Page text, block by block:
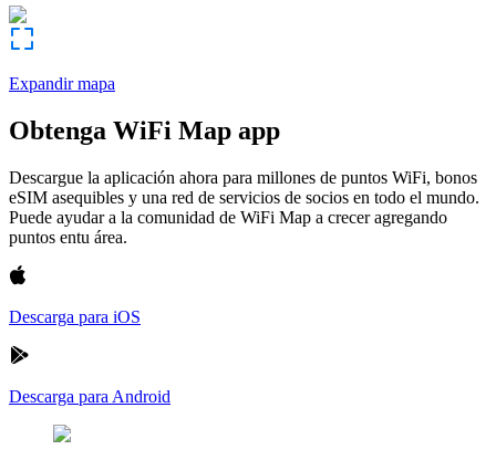
Expandir mapa
Obtenga WiFi Map app
Descargue la aplicación ahora para millones de puntos WiFi, bonos
eSIM asequibles y una red de servicios de socios en todo el mundo.
Puede ayudar a la comunidad de WiFi Map a crecer agregando
puntos entu área.
Descarga para iOS
Descarga para Android